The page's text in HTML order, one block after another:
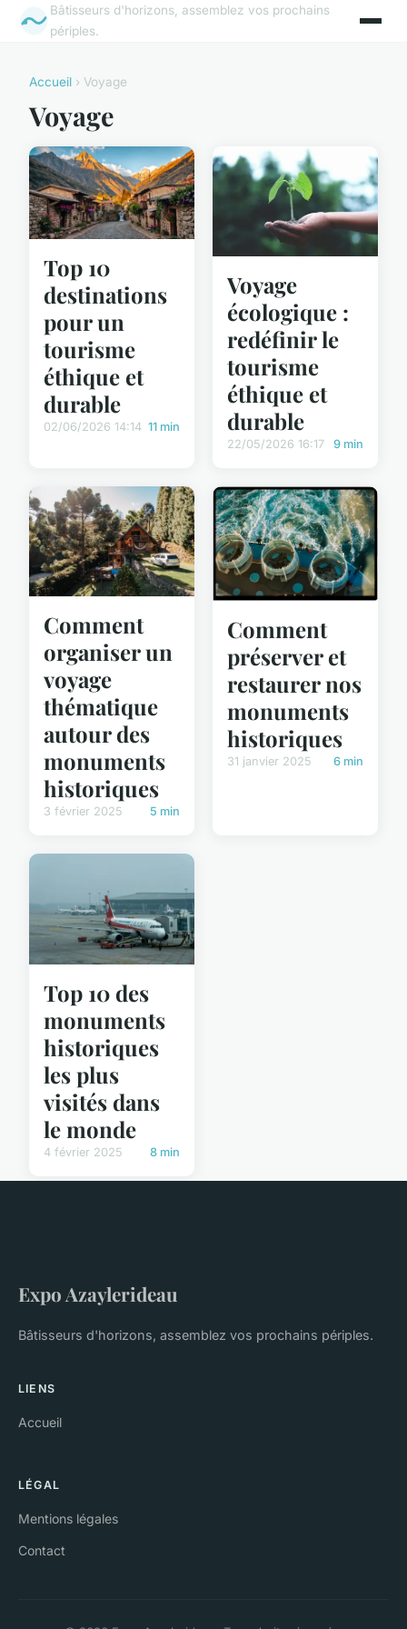
Bâtisseurs d'horizons, assemblez vos prochains
périples.
Accueil › Voyage
Voyage
Top 10
destinations
pour un
tourisme
éthique et
durable
02/06/2026 14:14 11 min
Voyage
écologique :
redéfinir le
tourisme
éthique et
durable
22/05/2026 16:17 9 min
Comment
organiser un
voyage
thématique
autour des
monuments
historiques
3 février 2025 5 min
Comment
préserver et
restaurer nos
monuments
historiques
31 janvier 2025 6 min
Top 10 des
monuments
historiques
les plus
visités dans
le monde
4 février 2025 8 min
Expo Azaylerideau
Bâtisseurs d'horizons, assemblez vos prochains périples.
LIENS
Accueil
LÉGAL
Mentions légales
Contact